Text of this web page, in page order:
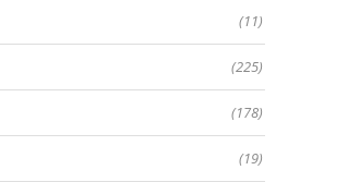
(11)
(225)
(178)
(19)